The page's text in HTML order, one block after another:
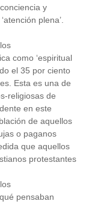
y
plena’.
como ‘espiritual
el 35 por ciento
Esta es una de
religiosas de
en este
de aquellos
o paganos
que aquellos
protestantes
pensaban